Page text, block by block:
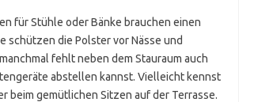
für Stühle oder Bänke brauchen einen
schützen die Polster vor Nässe und
fehlt neben dem Stauraum auch
abstellen kannst. Vielleicht kennst
beim gemütlichen Sitzen auf der Terrasse.